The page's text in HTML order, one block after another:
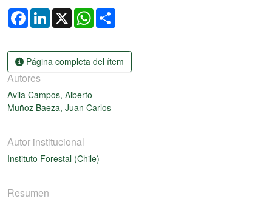
FacebookLinkedIn
X WhatsApp
Página completa del ítem
Autores
Avila Campos, Alberto
Muñoz Baeza, Juan Carlos
Autor institucional
Instituto Forestal (Chile)
Resumen